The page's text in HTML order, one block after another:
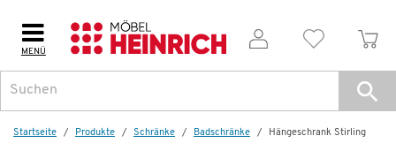
MENÜ
Startseite Produkte Schränke Badschränke Hängeschrank Stirling
Weitere Artikel aus der Serie